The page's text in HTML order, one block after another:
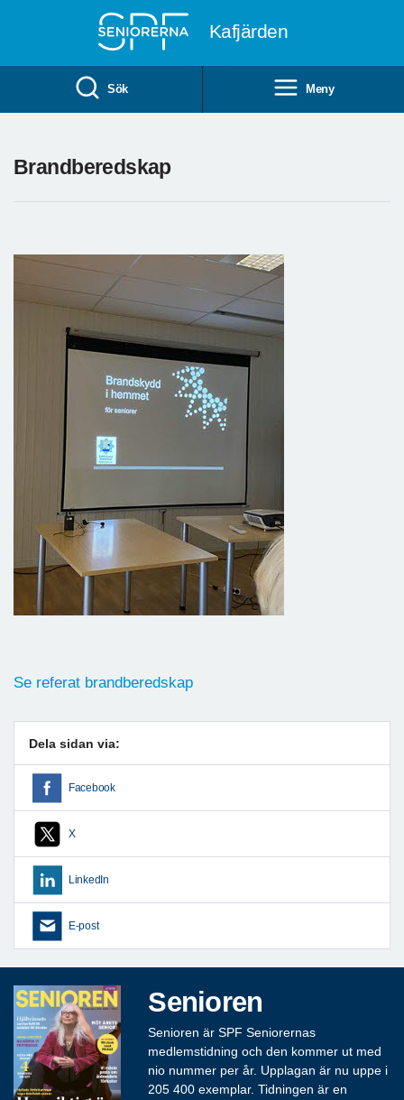
Kafjärden
Sök Meny
Brandberedskap
Se referat brandberedskap
Dela sidan via:
Facebook
X
LinkedIn
E-post
Senioren
Senioren är SPF Seniorernas
medlemstidning och den kommer ut med
nio nummer per år. Upplagan är nu uppe i
205 400 exemplar. Tidningen är en